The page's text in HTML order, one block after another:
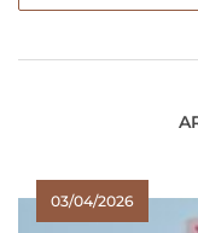
03/04/2026